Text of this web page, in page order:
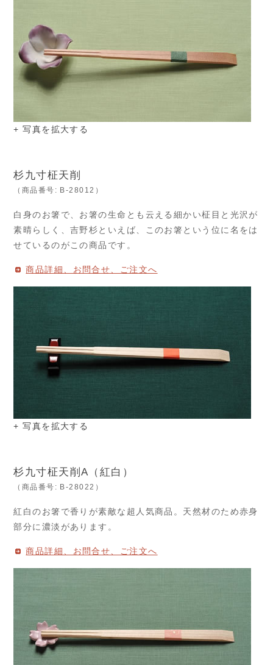
+ 写真を拡大する
杉九寸柾天削
（商品番号: B-28012）
白身のお箸で、お箸の生命とも云える細かい柾目と光沢が
素晴らしく、吉野杉といえば、このお箸という位に名をは
せているのがこの商品です。
商品詳細、お問合せ、ご注文へ
+ 写真を拡大する
杉九寸柾天削A（紅白）
（商品番号: B-28022）
紅白のお箸で香りが素敵な超人気商品。天然材のため赤身
部分に濃淡があります。
商品詳細、お問合せ、ご注文へ